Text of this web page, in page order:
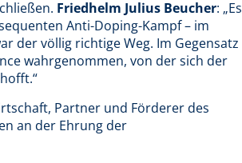
Friedhelm Julius Beucher: „Es
Anti-Doping-Kampf – im
der völlig richtige Weg. Im Gegensatz
wahrgenommen, von der sich der
Partner und Förderer des
an der Ehrung der